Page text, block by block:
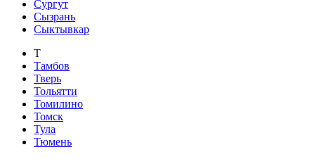
Сургут
Сызрань
Сыктывкар
Т
Тамбов
Тверь
Тольятти
Томилино
Томск
Тула
Тюмень